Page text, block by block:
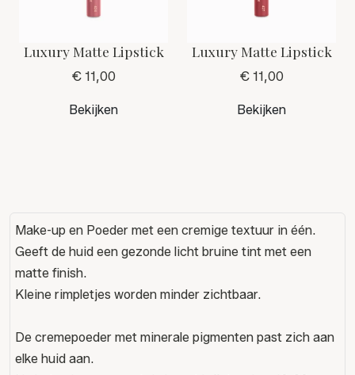
Luxury Matte Lipstick
€ 11,00
Bekijken
Luxury Matte Lipstick
€ 11,00
Bekijken
Make-up en Poeder met een cremige textuur in één.
Geeft de huid een gezonde licht bruine tint met een
matte finish.
Kleine rimpletjes worden minder zichtbaar.
De cremepoeder met minerale pigmenten past zich aan
elke huid aan.